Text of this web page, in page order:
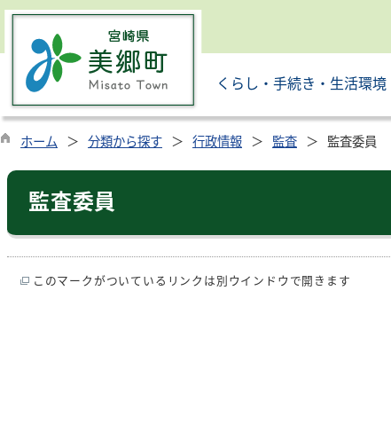
くらし・手続き・生活環境
ホーム 分類から探す 行政情報 監査 監査委員
監査委員
このマークがついているリンクは別ウインドウで開きます